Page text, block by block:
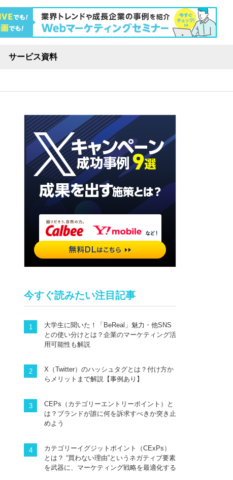
サービス資料
今すぐ読みたい注目記事
大学生に聞いた！「BeReal」魅力・他SNS
との使い分けとは？企業のマーケティング活
用可能性も解説
X（Twitter）のハッシュタグとは？付け方か
らメリットまで解説【事例あり】
CEPs（カテゴリーエントリーポイント）と
は？ブランドが誰に何を訴求すべきか突き止
めよう
カテゴリーイグジットポイント（CExPs）
とは？ “買わない理由”というネガティブ要素
を武器に、マーケティング戦略を最適化する